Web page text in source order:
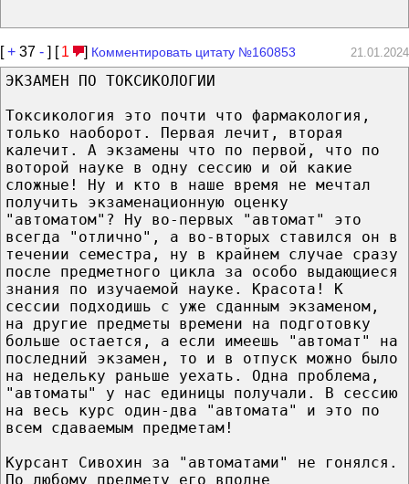
[+ 37 - ] [ 1 ] Комментировать цитату №160853 21.01.2024
ЭКЗАМЕН ПО ТОКСИКОЛОГИИ
Токсикология это почти что фармакология,
только наоборот. Первая лечит, вторая
калечит. А экзамены что по первой, что по
воторой науке в одну сессию и ой какие
сложные! Ну и кто в наше время не мечтал
получить экзаменационную оценку
"автоматом"? Ну во-первых "автомат" это
всегда "отлично", а во-вторых ставился он в
течении семестра, ну в крайнем случае сразу
после предметного цикла за особо выдающиеся
знания по изучаемой науке. Красота! К
сессии подходишь с уже сданным экзаменом,
на другие предметы времени на подготовку
больше остается, а если имеешь "автомат" на
последний экзамен, то и в отпуск можно было
на недельку раньше уехать. Одна проблема,
"автоматы" у нас единицы получали. В сессию
на весь курс один-два "автомата" и это по
всем сдаваемым предметам!
Курсант Сивохин за "автоматами" не гонялся.
По любому предмету его вполне